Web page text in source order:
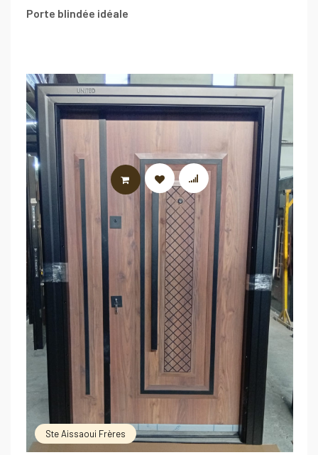
Porte blindée idéale
Ste Aissaoui Frères
LIRE LA SUITE